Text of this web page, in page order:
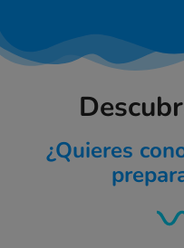
¿Quieres